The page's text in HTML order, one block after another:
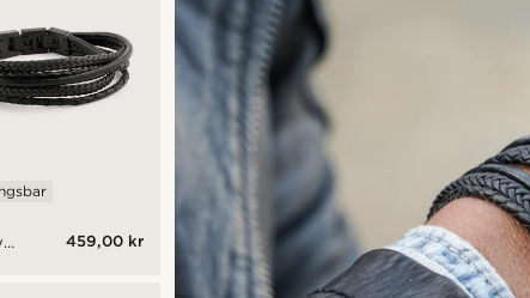
459,00 kr